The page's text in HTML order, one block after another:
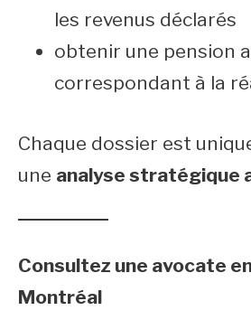
les revenus déclarés
obtenir une pension
correspondant à la
Chaque dossier est
une analyse stratégique
Consultez une avocate
Montréal